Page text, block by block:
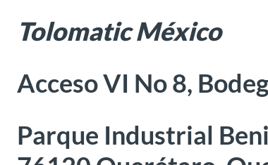
Tolomatic México
Acceso VI No 8,
Parque Industrial